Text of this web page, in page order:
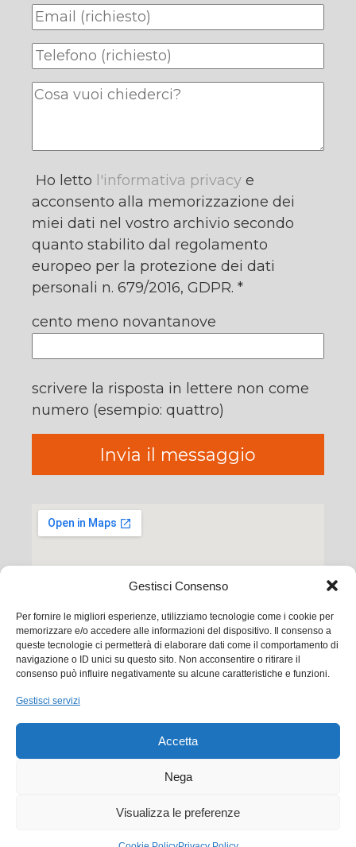
Gestisci Consenso
Per fornire le migliori esperienze, utilizziamo tecnologie come i cookie per
memorizzare e/o accedere alle informazioni del dispositivo. Il consenso a
queste tecnologie ci permetterà di elaborare dati come il comportamento di
navigazione o ID unici su questo sito. Non acconsentire o ritirare il
consenso può influire negativamente su alcune caratteristiche e funzioni.
Gestisci servizi
Accetta
Nega
Visualizza le preferenze
Ho letto l'informativa privacy e
acconsento alla memorizzazione dei
miei dati nel vostro archivio secondo
quanto stabilito dal regolamento
europeo per la protezione dei dati
personali n. 679/2016, GDPR. *
cento meno novantanove
scrivere la risposta in lettere non come
numero (esempio: quattro)
Ego Communication srl
Via Francesco Baracca, 88 50127 Firenze
Tel. +39 0556533256
commerciale@ego.it